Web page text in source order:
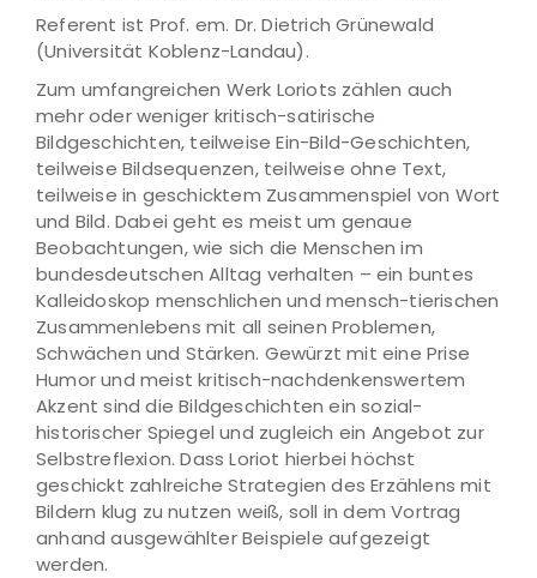
Referent ist Prof. em. Dr. Dietrich Grünewald
(Universität Koblenz-Landau).
Zum umfangreichen Werk Loriots zählen auch
mehr oder weniger kritisch-satirische
Bildgeschichten, teilweise Ein-Bild-Geschichten,
teilweise Bildsequenzen, teilweise ohne Text,
teilweise in geschicktem Zusammenspiel von Wort
und Bild. Dabei geht es meist um genaue
Beobachtungen, wie sich die Menschen im
bundesdeutschen Alltag verhalten – ein buntes
Kalleidoskop menschlichen und mensch-tierischen
Zusammenlebens mit all seinen Problemen,
Schwächen und Stärken. Gewürzt mit eine Prise
Humor und meist kritisch-nachdenkenswertem
Akzent sind die Bildgeschichten ein sozial-
historischer Spiegel und zugleich ein Angebot zur
Selbstreflexion. Dass Loriot hierbei höchst
geschickt zahlreiche Strategien des Erzählens mit
Bildern klug zu nutzen weiß, soll in dem Vortrag
anhand ausgewählter Beispiele aufgezeigt
werden.